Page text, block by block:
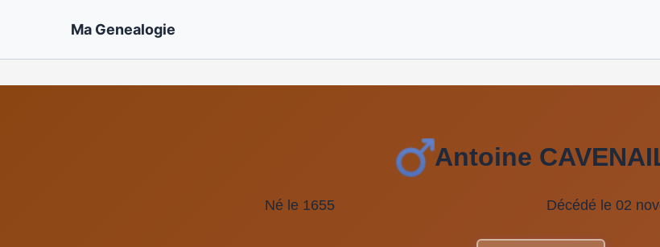
Ma Genealogie
Antoine
Né le 1655 Décédé le 02